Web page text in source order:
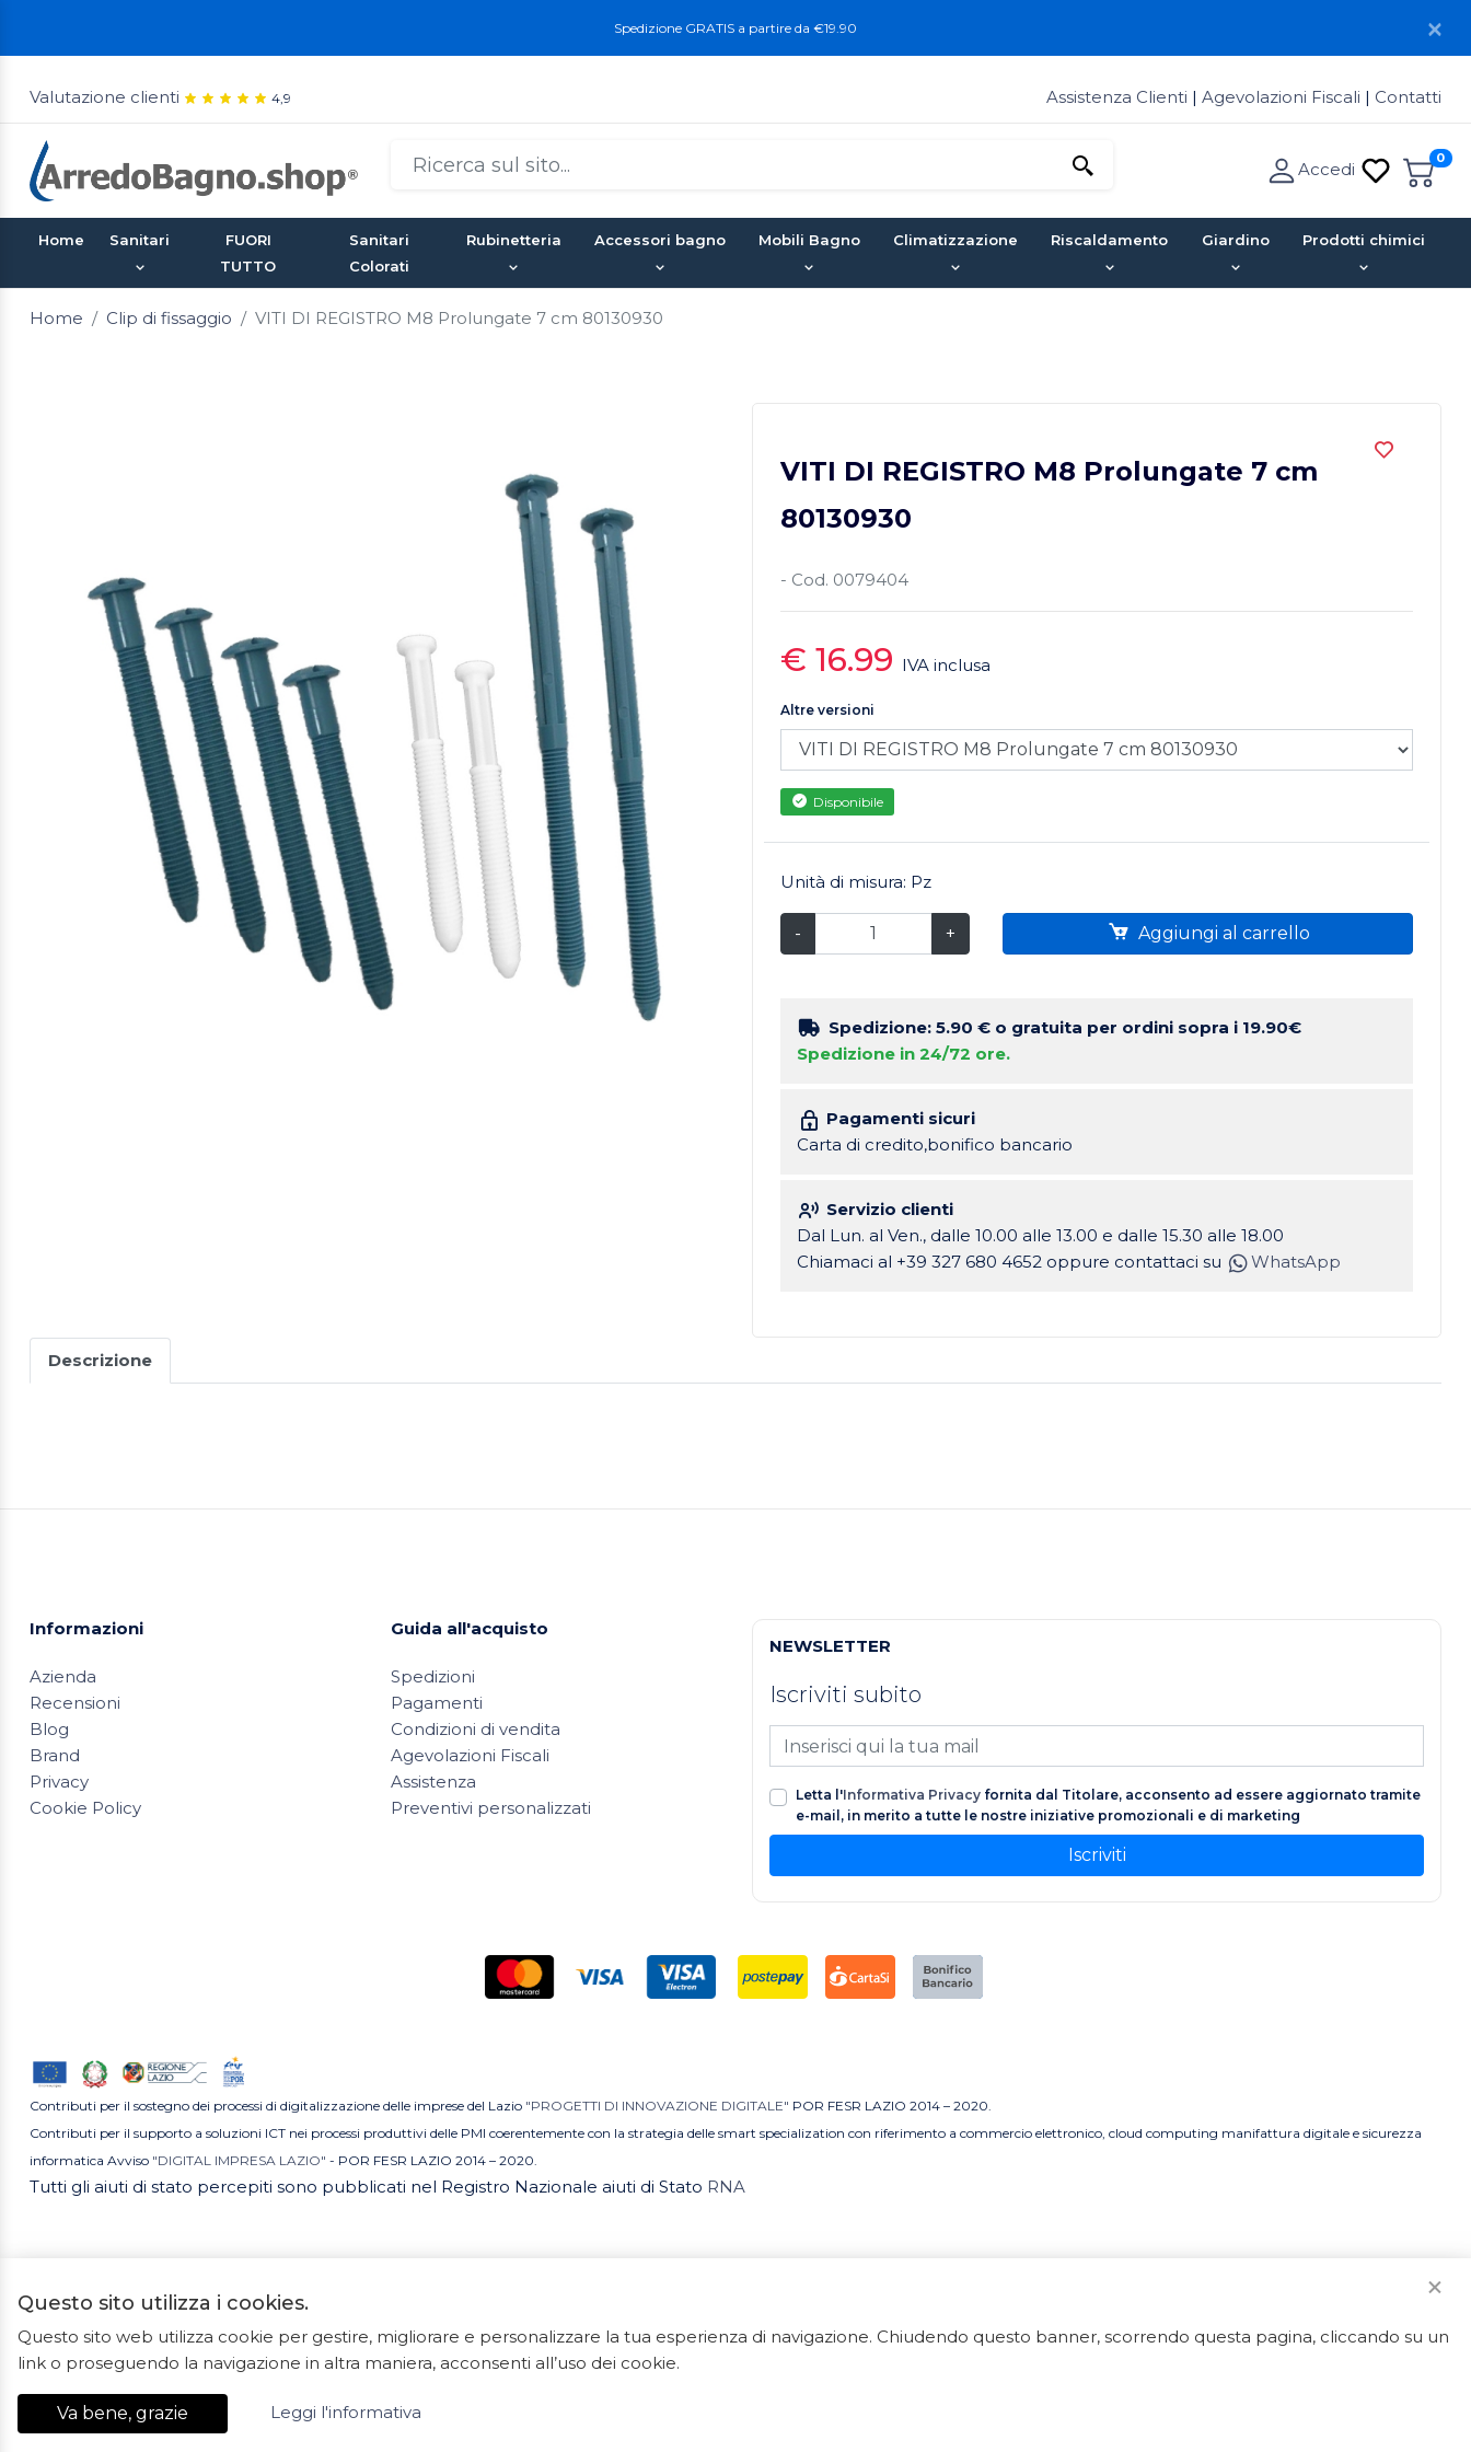
Spedizione GRATIS a partire da €19.90
Valutazione clienti 4,9 Assistenza Clienti | Agevolazioni Fiscali | Contatti
0
Accedi
Home Sanitari
FUORI
TUTTO
Sanitari
Colorati
Rubinetteria Accessori bagno Mobili Bagno Climatizzazione Riscaldamento Giardino Prodotti chimici
Home Clip di fissaggio VITI DI REGISTRO M8 Prolungate 7 cm 80130930
VITI DI REGISTRO M8 Prolungate 7 cm
80130930
- Cod. 0079404
€ 16.99 IVA inclusa
Altre versioni
Disponibile
Unità di misura: Pz
- + Aggiungi al carrello
Spedizione: 5.90 €o gratuita per ordini sopra i 19.90€
Spedizione in 24/72 ore.
Pagamenti sicuri
Carta di credito,bonifico bancario
Servizio clienti
Dal Lun. al Ven., dalle 10.00 alle 13.00 e dalle 15.30 alle 18.00
Chiamaci al +39 327 680 4652 oppure contattaci su
WhatsApp
Descrizione
Informazioni
Azienda
Recensioni
Blog
Brand
Privacy
Cookie Policy
Guida all'acquisto
Spedizioni
Pagamenti
Condizioni di vendita
Agevolazioni Fiscali
Assistenza
Preventivi personalizzati
NEWSLETTER
Iscriviti subito
Letta l'Informativa Privacy fornita dal Titolare, acconsento ad essere aggiornato tramite
e-mail, in merito a tutte le nostre iniziative promozionali e di marketing
Iscriviti
Contributi per il sostegno dei processi di digitalizzazione delle imprese del Lazio "PROGETTI DI INNOVAZIONE DIGITALE" POR FESR LAZIO 2014 – 2020.
Contributi per il supporto a soluzioni ICT nei processi produttivi delle PMI coerentemente con la strategia delle smart specialization con riferimento a commercio elettronico, cloud computing manifattura digitale e sicurezza
informatica Avviso "DIGITAL IMPRESA LAZIO" - POR FESR LAZIO 2014 – 2020.
Tutti gli aiuti di stato percepiti sono pubblicati nel Registro Nazionale aiuti di Stato RNA
2023 © Tutti i diritti riservati. ArredoBagno.shop è un marchio registrato.
Questo sito utilizza i cookies.
Questo sito web utilizza cookie per gestire, migliorare e personalizzare la tua esperienza di navigazione. Chiudendo questo banner, scorrendo questa pagina, cliccando su un
link o proseguendo la navigazione in altra maniera, acconsenti all’uso dei cookie.
Va bene, grazie Leggi l'informativa